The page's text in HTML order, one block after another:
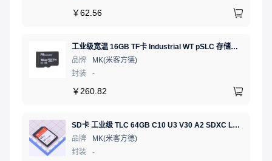
￥62.56
工业级宽温 16GB TF卡 Industrial WT pSLC 存储卡 MICRO SD LDPC纠错 PE 30K 无人机、行车记录仪、安防监控适配
品牌
MK(米客方德)
封装
-
￥ 260.82
SD卡 工业级 TLC 64GB C10 U3 V30 A2 SDXC LDPC纠错 PE 3K 无人机、行车记录仪、安防监控适配
品牌
MK(米客方德)
封装
-